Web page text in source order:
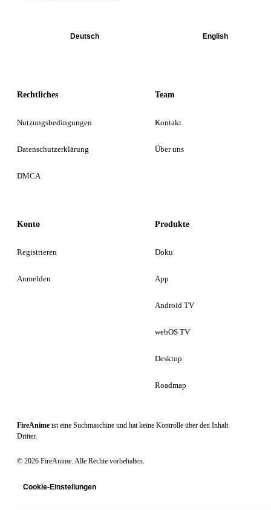
Deutsch English
Rechtliches
Nutzungsbedingungen
Datenschutzerklärung
DMCA
Team
Kontakt
Über uns
Konto
Registrieren
Anmelden
Produkte
Doku
App
Android TV
webOS TV
Desktop
Roadmap
FireAnime ist eine Suchmaschine und hat keine Kontrolle über den Inhalt
Dritter.
© 2026 FireAnime. Alle Rechte vorbehalten.
Cookie-Einstellungen